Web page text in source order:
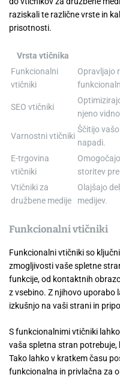
raziskali te različne vrste in
prisotnosti.
Vrsta vtičnika
Funkcionalni
vtičniki
Opravljajo
SEO vtičniki
njeno
Varnostni vtičniki
Ščitijo
napadi.
E-trgovina
vtičniki
storitev
Vtičniki za
družbene medije
Olajšajo
medijev.
Funkcionalni vtičniki
Funkcionalni vtičniki so
zmogljivosti vaše spletne
funkcije, od kontaktnih
z vsebino. Z njihovo
izkušnjo na vaši strani in
S funkcionalnimi vtičniki
vaša spletna stran potrebuje,
Tako lahko v kratkem času
funkcionalna in privlačna za